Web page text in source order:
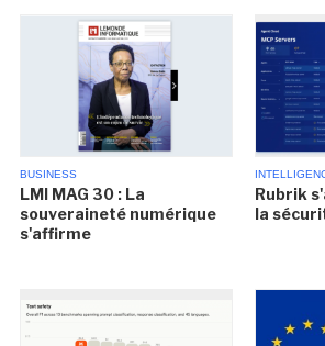
BUSINESS
LMI MAG 30 : La
souveraineté numérique
s'affirme
Rubrik
la